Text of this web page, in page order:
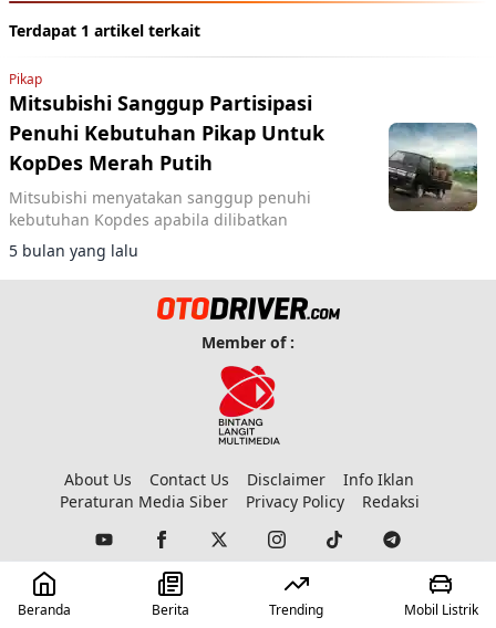
Terdapat 1 artikel terkait
Pikap
Mitsubishi Sanggup Partisipasi
Penuhi Kebutuhan Pikap Untuk
KopDes Merah Putih
Mitsubishi menyatakan sanggup penuhi
kebutuhan Kopdes apabila dilibatkan
5 bulan yang lalu
Member of :
About Us Contact Us Disclaimer
Info Iklan
Peraturan Media Siber
Privacy Policy Redaksi
© 2023 Copyright: Otodriver
Beranda Berita Trending Mobil Listrik